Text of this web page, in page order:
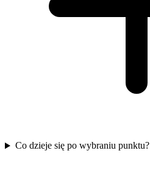
Co dzieje się po wybraniu punktu?